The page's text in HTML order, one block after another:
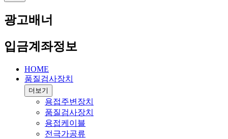
광고배너
입금계좌정보
HOME
품질검사장치
더보기
용접주변장치
품질검사장치
용접케이블
전극가공류